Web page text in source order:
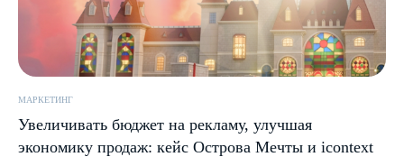
МАРКЕТИНГ
Увеличивать бюджет на рекламу, улучшая
экономику продаж: кейс Острова Мечты и icontext